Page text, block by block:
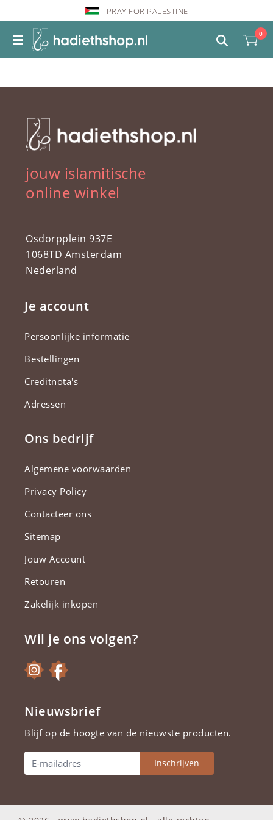
PRAY FOR PALESTINE
0
jouw islamitische
online winkel
Osdorpplein 937E
1068TD Amsterdam
Nederland
Je account
Persoonlijke informatie
Bestellingen
Creditnota's
Adressen
Ons bedrijf
Algemene voorwaarden
Privacy Policy
Contacteer ons
Sitemap
Jouw Account
Retouren
Zakelijk inkopen
Wil je ons volgen?
Nieuwsbrief
Blijf op de hoogte van de nieuwste producten.
Inschrijven